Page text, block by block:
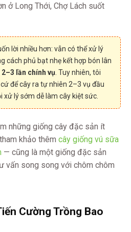
ở Long Thới, Chợ Lách suốt
lời nhiều hơn: vẫn có thể xử lý
cách phủ bạt nhẹ kết hợp bón lân
2–3 lần chính vụ . Tuy nhiên, tôi
để cây ra tự nhiên 2–3 vụ đầu
xử lý sớm dễ làm cây kiệt sức.
những giống cây đặc sản ít
khảo thêm cây giống vú sữa
— cũng là một giống đặc sản
vấn song song với chôm chôm
Cường Trồng Bao